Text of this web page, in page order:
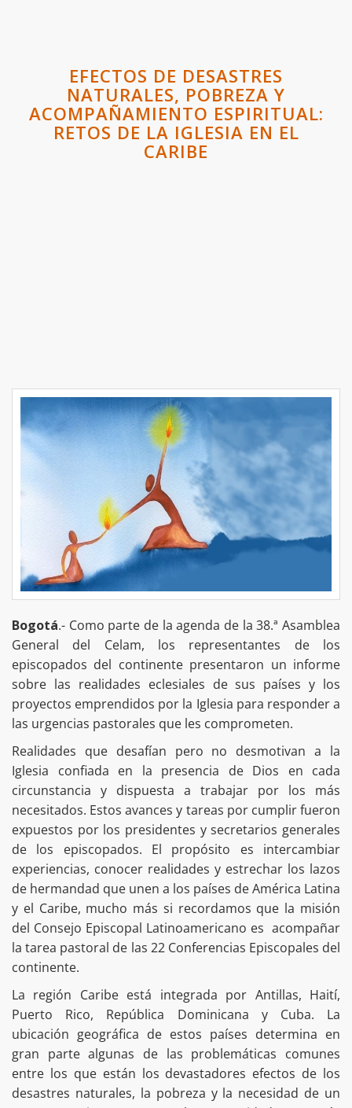
EFECTOS DE DESASTRES
NATURALES, POBREZA Y
ACOMPAÑAMIENTO ESPIRITUAL:
RETOS DE LA IGLESIA EN EL
CARIBE
Bogotá.- Como parte de la agenda de la 38.ª Asamblea
General del Celam, los representantes de los
episcopados del continente presentaron un informe
sobre las realidades eclesiales de sus países y los
proyectos emprendidos por la Iglesia para responder a
las urgencias pastorales que les comprometen.
Realidades que desafían pero no desmotivan a la
Iglesia confiada en la presencia de Dios en cada
circunstancia y dispuesta a trabajar por los más
necesitados. Estos avances y tareas por cumplir fueron
expuestos por los presidentes y secretarios generales
de los episcopados. El propósito es intercambiar
experiencias, conocer realidades y estrechar los lazos
de hermandad que unen a los países de América Latina
y el Caribe, mucho más si recordamos que la misión
del Consejo Episcopal Latinoamericano es acompañar
la tarea pastoral de las 22 Conferencias Episcopales del
continente.
La región Caribe está integrada por Antillas, Haití,
Puerto Rico, República Dominicana y Cuba. La
ubicación geográfica de estos países determina en
gran parte algunas de las problemáticas comunes
entre los que están los devastadores efectos de los
desastres naturales, la pobreza y la necesidad de un